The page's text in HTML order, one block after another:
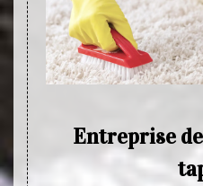
Entreprise